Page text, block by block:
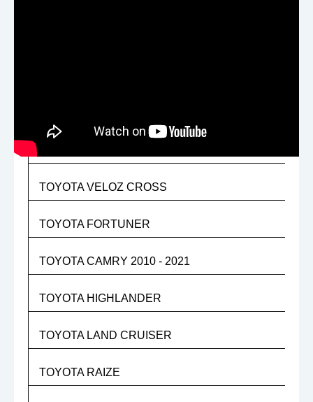
TOYOTA VELOZ CROSS
TOYOTA FORTUNER
TOYOTA CAMRY 2010 - 2021
TOYOTA HIGHLANDER
TOYOTA LAND CRUISER
TOYOTA RAIZE